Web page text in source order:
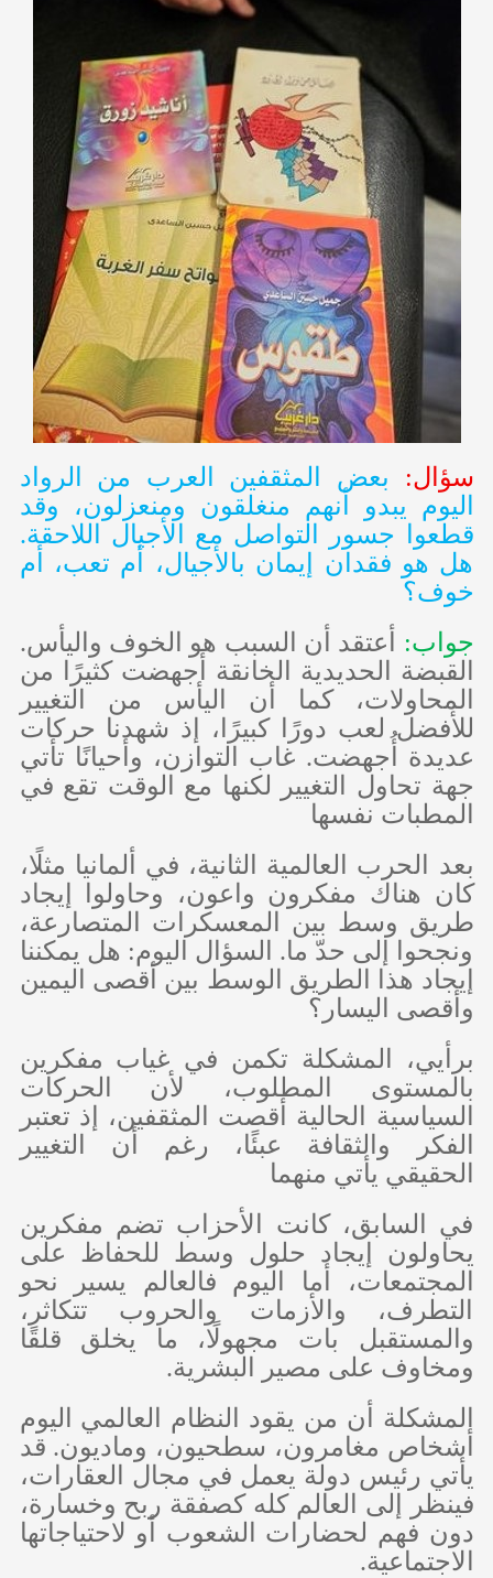
سؤال: بعض المثقفين العرب من الرواد
اليوم يبدو أنهم منغلقون ومنعزلون، وقد
قطعوا جسور التواصل مع الأجيال اللاحقة.
هل هو فقدان إيمان بالأجيال، أم تعب، أم
خوف؟
جواب:
أعتقد أن السبب هو الخوف واليأس.
القبضة الحديدية الخانقة أجهضت كثيرًا من
المحاولات، كما أن اليأس من التغيير
للأفضل لعب دورًا كبيرًا، إذ شهدنا حركات
عديدة أُجهضت. غاب التوازن، وأحيانًا تأتي
جهة تحاول التغيير لكنها مع الوقت تقع في
المطبات نفسها
بعد الحرب العالمية الثانية، في ألمانيا مثلًا،
كان هناك مفكرون واعون، وحاولوا إيجاد
طريق وسط بين المعسكرات المتصارعة،
ونجحوا إلى حدّ ما. السؤال اليوم: هل يمكننا
إيجاد هذا الطريق الوسط بين أقصى اليمين
وأقصى اليسار؟
برأيي، المشكلة تكمن في غياب مفكرين
بالمستوى المطلوب، لأن الحركات
السياسية الحالية أقصت المثقفين، إذ تعتبر
الفكر والثقافة عبئًا، رغم أن التغيير
الحقيقي يأتي منهما
في السابق، كانت الأحزاب تضم مفكرين
يحاولون إيجاد حلول وسط للحفاظ على
المجتمعات، أما اليوم فالعالم يسير نحو
التطرف، والأزمات والحروب تتكاثر،
والمستقبل بات مجهولًا، ما يخلق قلقًا
ومخاوف على مصير البشرية.
المشكلة أن من يقود النظام العالمي اليوم
أشخاص مغامرون، سطحيون، وماديون. قد
يأتي رئيس دولة يعمل في مجال العقارات،
فينظر إلى العالم كله كصفقة ربح وخسارة،
دون فهم لحضارات الشعوب أو لاحتياجاتها
الاجتماعية.